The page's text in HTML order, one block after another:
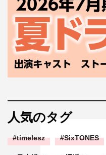
人気のタグ
timelesz SixTONES